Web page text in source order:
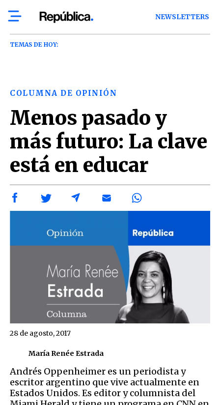
NEWSLETTERS
TEMAS DE HOY:
COLUMNA DE OPINIÓN
Menos pasado y
más futuro: La clave
está en educar
María Renée Estrada
28 de agosto, 2017
Andrés Oppenheimer es un periodista y
escritor argentino que vive actualmente en
Estados Unidos. Es editor y columnista del